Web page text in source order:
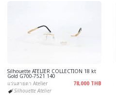
Silhouette ATELIER COLLECTION 18 kt
Gold G700-7521 140
แว่นสายตา Atelier
78,000 THB
Silhouette Atelier